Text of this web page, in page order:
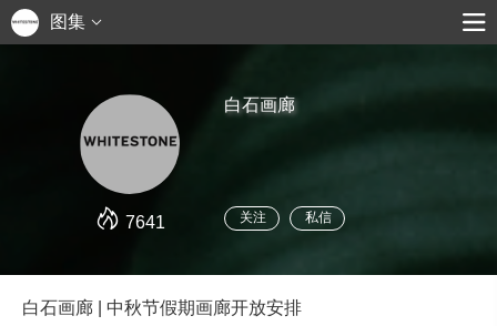
图集
7641
白石画廊
关注 私信
白石画廊 | 中秋节假期画廊开放安排